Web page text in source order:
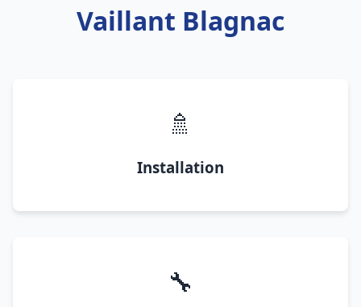
Vaillant Blagnac
🚿
Installation
🔧